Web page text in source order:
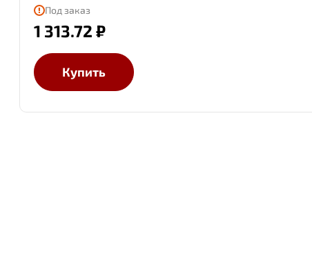
Под заказ
1 313.72 ₽
Купить